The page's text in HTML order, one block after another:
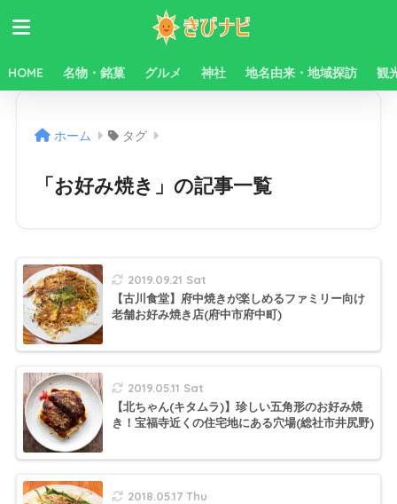
HOME 名物・銘菓 グルメ 神社 地名由来・地域探訪 観
ホーム タグ
「お好み焼き」の記事一覧
2019.09.21 Sat
【古川食堂】府中焼きが楽しめるファミリー向け
老舗お好み焼き店(府中市府中町)
2019.05.11 Sat
【北ちゃん(キタムラ)】珍しい五角形のお好み焼
き！宝福寺近くの住宅地にある穴場(総社市井尻野)
2018.05.17 Thu